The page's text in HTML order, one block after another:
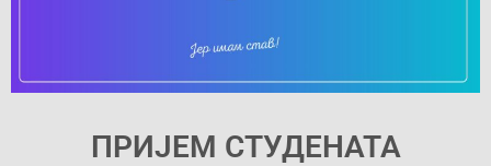
ПРИЈЕМ СТУДЕНАТА